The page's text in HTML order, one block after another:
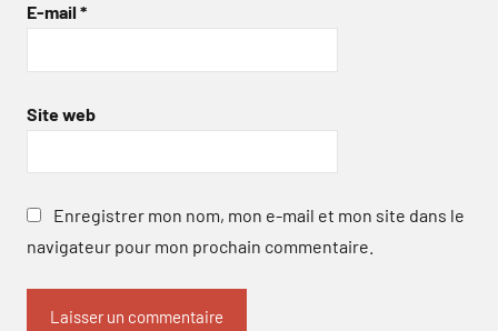
E-mail *
Site web
Enregistrer mon nom, mon e-mail et mon site dans le
navigateur pour mon prochain commentaire.